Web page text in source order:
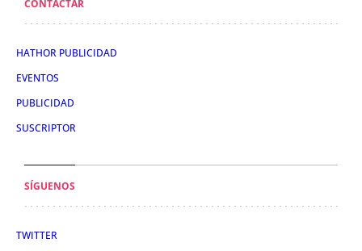
CONTACTAR
HATHOR PUBLICIDAD
EVENTOS
PUBLICIDAD
SUSCRIPTOR
SÍGUENOS
TWITTER